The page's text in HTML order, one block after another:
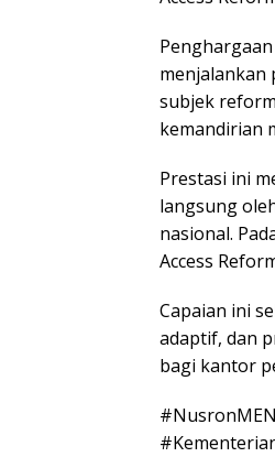
menjalankan
subjek
kemandirian
Prestasi ini
langsung
nasional.
Access
Capaian ini
adaptif, dan
bagi kantor